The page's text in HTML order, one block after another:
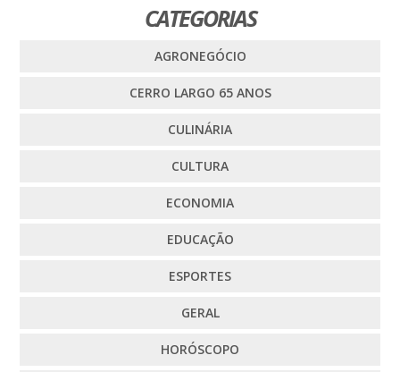
CATEGORIAS
AGRONEGÓCIO
CERRO LARGO 65 ANOS
CULINÁRIA
CULTURA
ECONOMIA
EDUCAÇÃO
ESPORTES
GERAL
HORÓSCOPO